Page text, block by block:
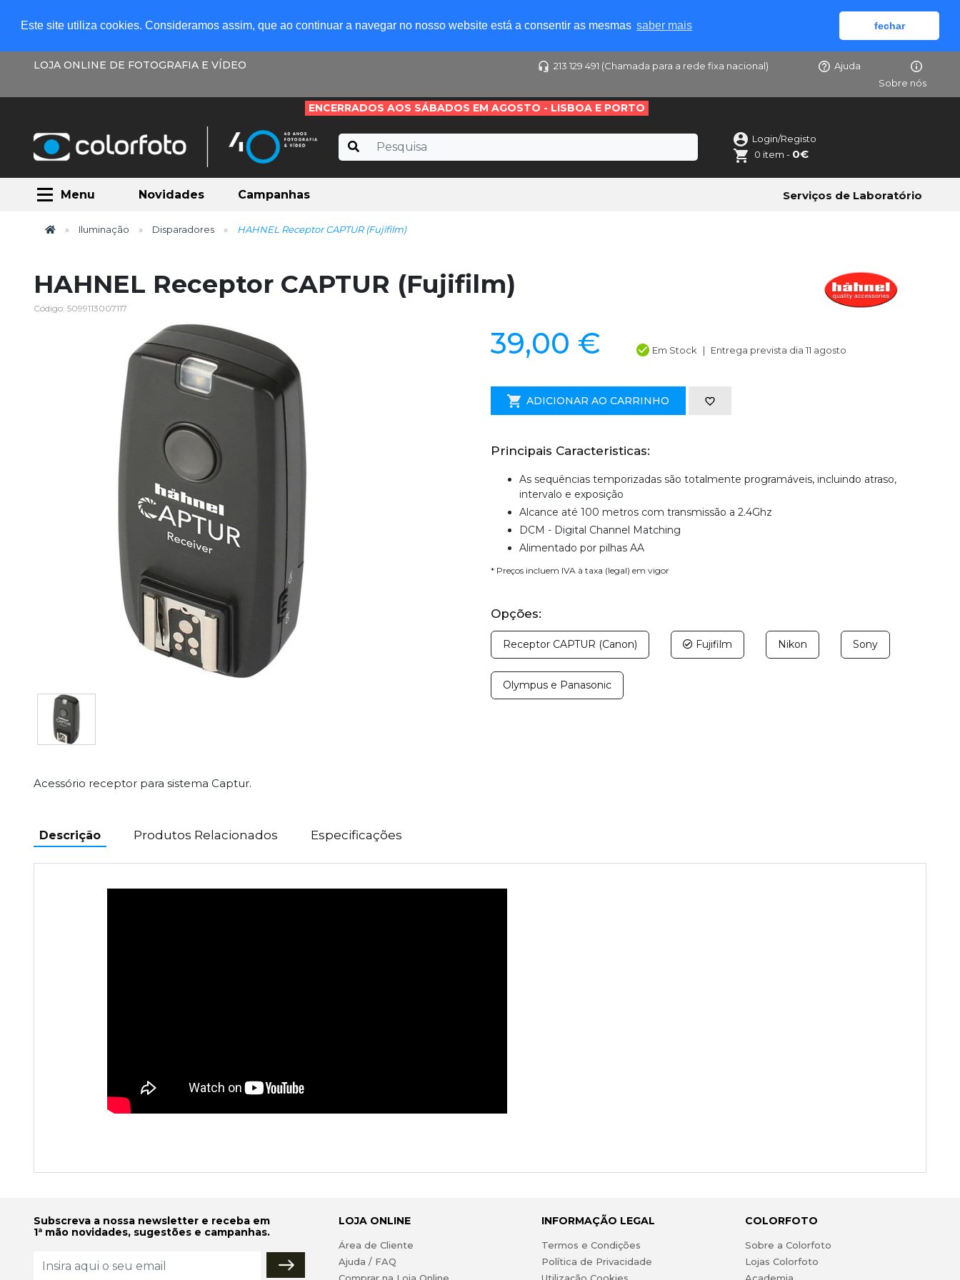
Este site utiliza cookies. Consideramos assim, que ao continuar a navegar no nosso website está a consentir as mesmas saber mais fechar
LOJA ONLINE DE FOTOGRAFIA E VÍDEO 213 129 491 (Chamada para a rede fixa nacional)
Ajuda
Sobre nós
ENCERRADOS AOS SÁBADOS EM AGOSTO - LISBOA E PORTO
Login/Registo
0 item - 0€
Menu Novidades Campanhas Serviços de Laboratório
Iluminação Disparadores HAHNEL Receptor CAPTUR (Fujifilm)
HAHNEL Receptor CAPTUR (Fujifilm)
Código: 5099113007117
Acessório receptor para sistema Captur.
39,00 € Em Stock Entrega prevista dia 11 agosto
ADICIONAR AO CARRINHO
Principais Caracteristicas:
As sequências temporizadas são totalmente programáveis, incluindo atraso,
intervalo e exposição
Alcance até 100 metros com transmissão a 2.4Ghz
DCM - Digital Channel Matching
Alimentado por pilhas AA
* Preços incluem IVA à taxa (legal) em vigor
Opções:
Receptor CAPTUR (Canon) Fujifilm Nikon Sony
Olympus e Panasonic
Descrição Produtos Relacionados Especificações
Subscreva a nossa newsletter e receba em
1ª mão novidades, sugestões e campanhas.
LOJA ONLINE
Área de Cliente
Ajuda / FAQ
Comprar na Loja Online
INFORMAÇÃO LEGAL
Termos e Condições
Política de Privacidade
Utilização Cookies
COLORFOTO
Sobre a Colorfoto
Lojas Colorfoto
Academia